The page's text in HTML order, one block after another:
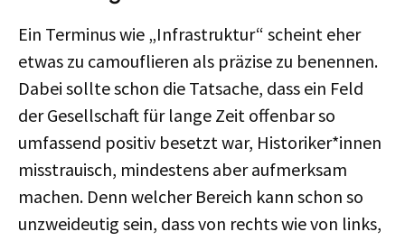
Ein Terminus wie „Infrastruktur“ scheint eher
etwas zu camouflieren als präzise zu benennen.
Dabei sollte schon die Tatsache, dass ein Feld
der Gesellschaft für lange Zeit offenbar so
umfassend positiv besetzt war, Historiker*innen
misstrauisch, mindestens aber aufmerksam
machen. Denn welcher Bereich kann schon so
unzweideutig sein, dass von rechts wie von links,